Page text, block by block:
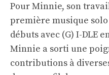
Pour Minnie, son
première musique
débuts avec (G) I-DLE
Minnie a sorti une
contributions à